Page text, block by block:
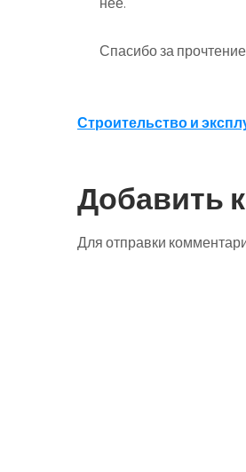
Спасибо за
Навигация
записям
Строительство и
Добавить
Для отправки